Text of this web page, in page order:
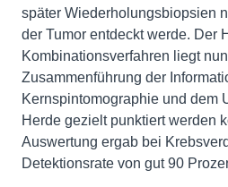
später Wiederholungsbiopsien
der Tumor entdeckt werde. Der
Kombinationsverfahren liegt
Zusammenführung der
Kernspintomographie und dem
Herde gezielt punktiert werden
Auswertung ergab bei
Detektionsrate von gut 90